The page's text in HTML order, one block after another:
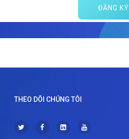
ĐĂNG KÝ
THEO DÕI CHÚNG TÔI